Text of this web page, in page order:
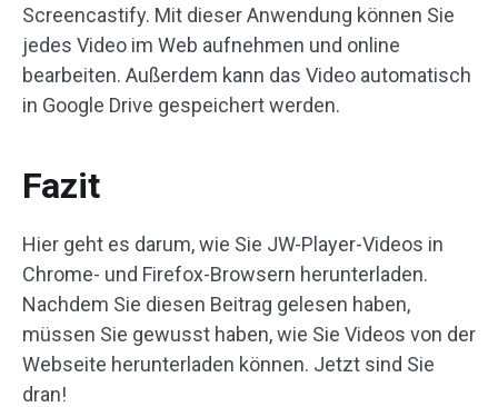
Screencastify. Mit dieser Anwendung können Sie
jedes Video im Web aufnehmen und online
bearbeiten. Außerdem kann das Video automatisch
in Google Drive gespeichert werden.
Fazit
Hier geht es darum, wie Sie JW-Player-Videos in
Chrome- und Firefox-Browsern herunterladen.
Nachdem Sie diesen Beitrag gelesen haben,
müssen Sie gewusst haben, wie Sie Videos von der
Webseite herunterladen können. Jetzt sind Sie
dran!